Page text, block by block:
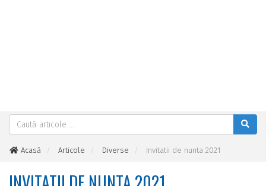
Acasă Articole Diverse Invitatii de nunta 2021